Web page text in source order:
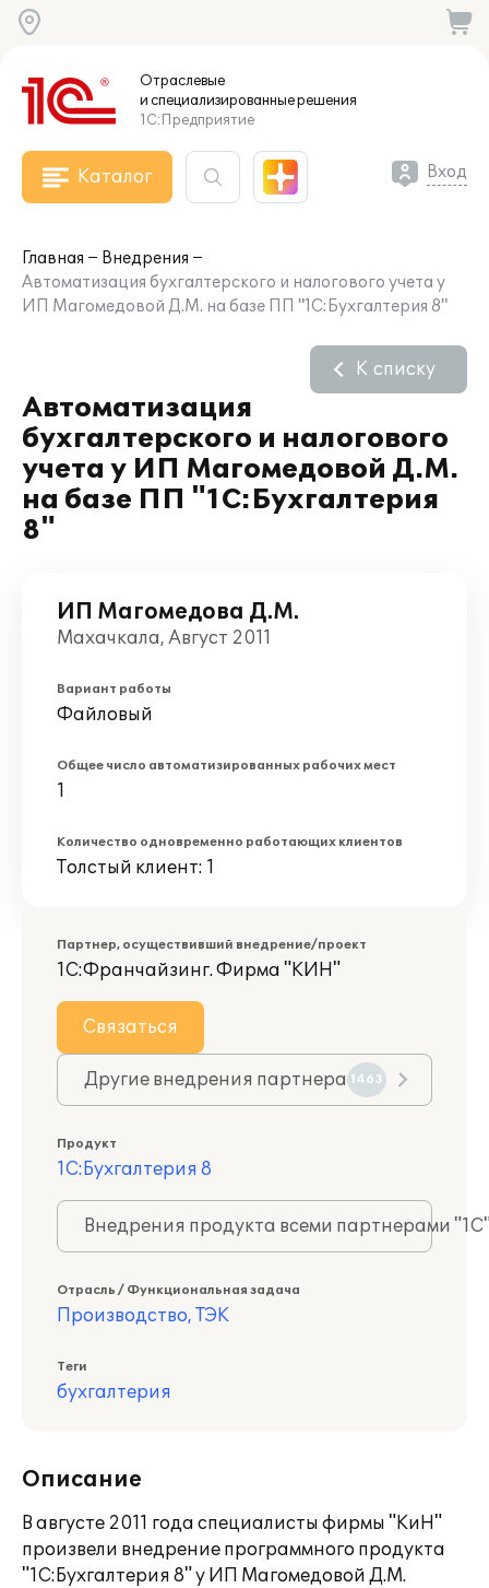
Отраслевые
и специализированныерешения
1С:Предприятие
Каталог Вход
Главная
Внедрения
Автоматизация бухгалтерского и налогового учета у
ИП Магомедовой Д.М. на базе ПП "1С:Бухгалтерия 8"
Автоматизация
бухгалтерского и налогового
учета у ИП Магомедовой Д.М.
на базе ПП "1С:Бухгалтерия
8"
К списку
ИП Магомедова Д.М.
Махачкала, Август 2011
Вариант работы
Файловый
Общее число автоматизированных рабочих мест
1
Количество одновременно работающих клиентов
Толстый клиент: 1
Партнер, осуществивший внедрение/проект
1С:Франчайзинг. Фирма "КИН"
Связаться
Другие внедрения партнера 1463
Продукт
1С:Бухгалтерия 8
Внедрения продукта всеми партнерами
Отрасль / Функциональная задача
Производство, ТЭК
Теги
бухгалтерия
Описание
В августе 2011 года специалисты фирмы "КиН"
произвели внедрение программного продукта
"1С:Бухгалтерия 8" у ИП Магомедовой Д.М.